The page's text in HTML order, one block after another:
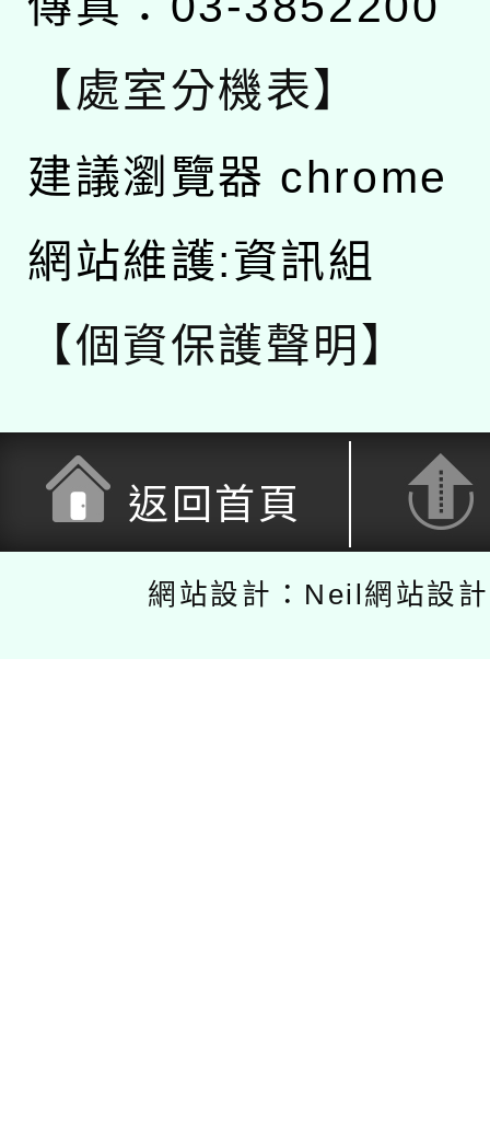
【處室分機表】
建議瀏覽器 chrome
網站維護:資訊組
【個資保護聲明】
返回首頁
網站設計：Neil網站設